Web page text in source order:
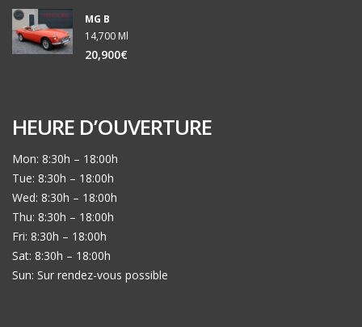
MG B
14,700 Ml
20,900€
HEURE D’OUVERTURE
Mon: 8:30h – 18:00h
Tue: 8:30h – 18:00h
Wed: 8:30h – 18:00h
Thu: 8:30h – 18:00h
Fri: 8:30h – 18:00h
Sat: 8:30h – 18:00h
Sun: Sur rendez-vous possible